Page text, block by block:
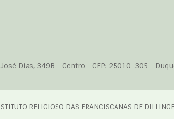
José Dias, 349B – Centro - CEP: 25010–305 -
RELIGIOSO DAS FRANCISCANAS DE